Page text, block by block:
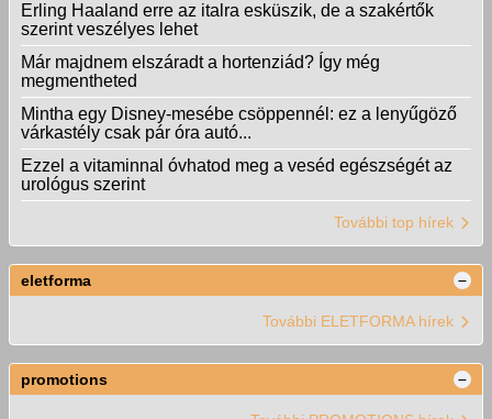
Erling Haaland erre az italra esküszik, de a szakértők
szerint veszélyes lehet
Már majdnem elszáradt a hortenziád? Így még
megmentheted
Mintha egy Disney-mesébe csöppennél: ez a lenyűgöző
várkastély csak pár óra autó...
Ezzel a vitaminnal óvhatod meg a veséd egészségét az
urológus szerint
További top hírek
eletforma
További ELETFORMA hírek
promotions